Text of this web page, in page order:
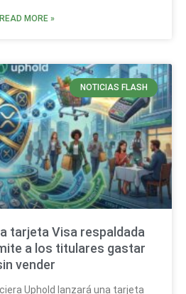
READ MORE »
NOTICIAS FLASH
tarjeta Visa respaldada
a los titulares gastar
vender
Uphold lanzará una tarjeta